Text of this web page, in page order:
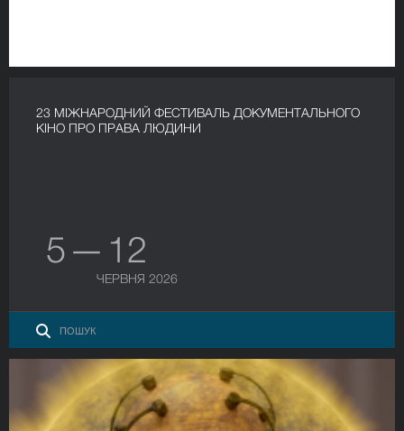
23 МІЖНАРОДНИЙ ФЕСТИВАЛЬ ДОКУМЕНТАЛЬНОГО
КІНО ПРО ПРАВА ЛЮДИНИ
5 — 12
ЧЕРВНЯ 2026